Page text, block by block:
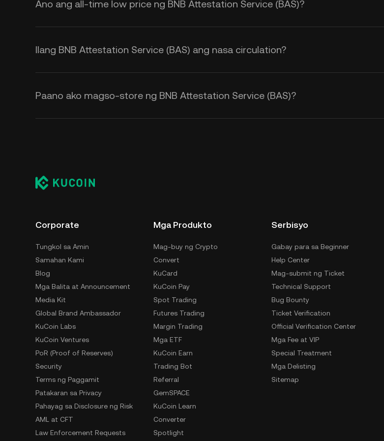
exchange rate.
Ano ang all-time low price ng BNB Attestation Service (BAS)?
Ilang BNB Attestation Service (BAS) ang nasa circulation?
Paano ako magso-store ng BNB Attestation Service (BAS)?
Corporate
Tungkol sa Amin
Samahan Kami
Blog
Mga Balita at Announcement
Media Kit
Global Brand Ambassador
KuCoin Labs
KuCoin Ventures
PoR (Proof of Reserves)
Security
Terms ng Paggamit
Patakaran sa Privacy
Pahayag sa Disclosure ng Risk
AML at CFT
Law Enforcement Requests
Mga Produkto
Mag-buy ng Crypto
Convert
KuCard
KuCoin Pay
Spot Trading
Futures Trading
Margin Trading
Mga ETF
KuCoin Earn
Trading Bot
Referral
GemSPACE
KuCoin Learn
Converter
Spotlight
Serbisyo
Gabay para sa Beginner
Help Center
Mag-submit ng Ticket
Technical Support
Bug Bounty
Ticket Verification
Official Verification Center
Mga Fee at VIP
Special Treatment
Mga Delisting
Sitemap